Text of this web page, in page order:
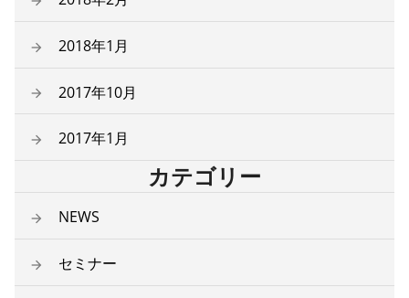
2018年1月
2017年10月
2017年1月
カテゴリー
NEWS
セミナー